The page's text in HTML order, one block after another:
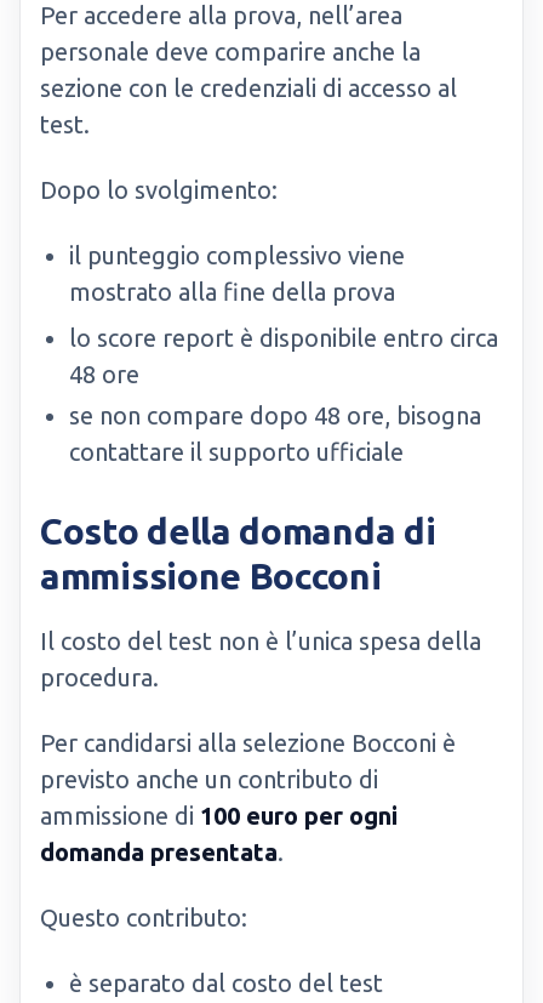
Per accedere alla prova, nell’area
personale deve comparire anche la
sezione con le credenziali di accesso al
test.
Dopo lo svolgimento:
il punteggio complessivo viene
mostrato alla fine della prova
lo score report è disponibile entro circa
48 ore
se non compare dopo 48 ore, bisogna
contattare il supporto ufficiale
Costo della domanda di
ammissione Bocconi
Il costo del test non è l’unica spesa della
procedura.
Per candidarsi alla selezione Bocconi è
previsto anche un contributo di
ammissione di 100 euro per ogni
domanda presentata.
Questo contributo:
è separato dal costo del test